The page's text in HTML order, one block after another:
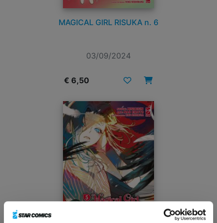
MAGICAL GIRL RISUKA n. 6
03/09/2024
€ 6,50